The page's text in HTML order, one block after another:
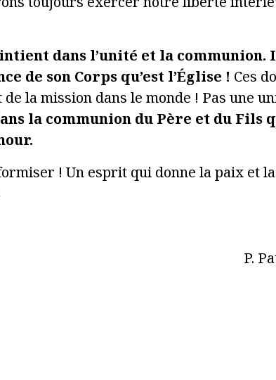
dans l’unité et la communion.
de son Corps qu’est l’Église ! Ces
la mission dans le monde ! Pas une
la communion du Père et du Fils
! Un esprit qui donne la paix et la
P.